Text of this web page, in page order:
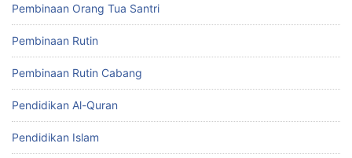
Pembinaan Orang Tua Santri
Pembinaan Rutin
Pembinaan Rutin Cabang
Pendidikan Al-Quran
Pendidikan Islam